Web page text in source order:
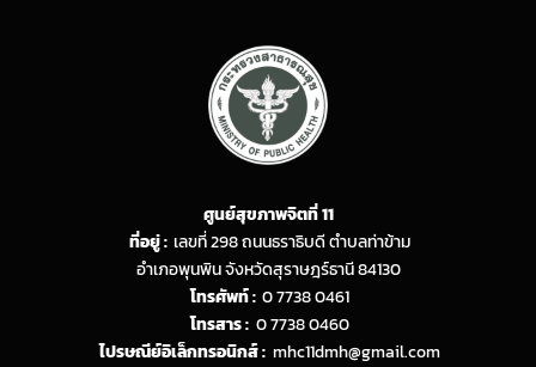
ศูนย์สุขภาพจิตที่ 11
ที่อยู่ : เลขที่ 298 ถนนธราธิบดี ตำบลท่าข้าม
อำเภอพุนพิน จังหวัดสุราษฎร์ธานี 84130
โทรศัพท์ : 0 7738 0461
โทรสาร : 0 7738 0460
ไปรษณีย์อิเล็กทรอนิกส์ : mhc11dmh@gmail.com